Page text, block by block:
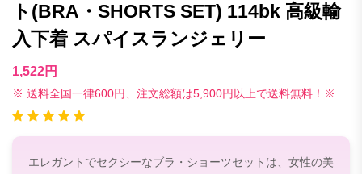
ト(BRA・SHORTS SET) 114bk 高級輸
入下着 スパイスランジェリー
1,522円
※ 送料全国一律600円、注文総額は5,900円以上で送料無料！※
エレガントでセクシーなブラ・ショーツセットは、女性の美